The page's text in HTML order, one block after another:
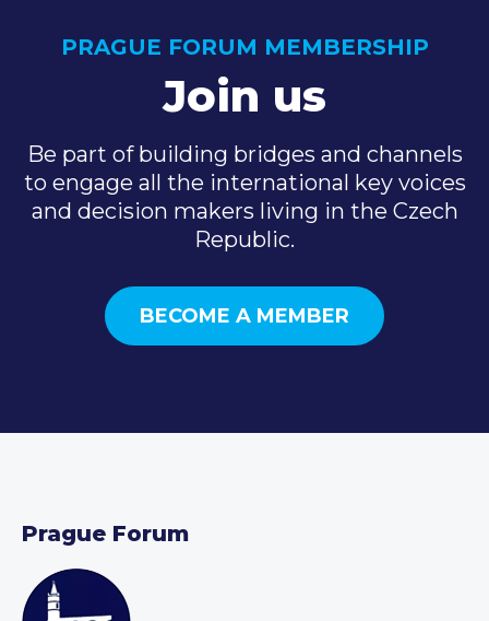
PRAGUE FORUM MEMBERSHIP
Join us
Be part of building bridges and channels
to engage all the international key voices
and decision makers living in the Czech
Republic.
BECOME A MEMBER
Prague Forum